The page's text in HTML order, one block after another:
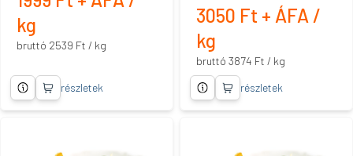
kg
bruttó 2539 Ft / kg
részletek
3050 Ft + ÁFA /
kg
bruttó 3874 Ft / kg
részletek